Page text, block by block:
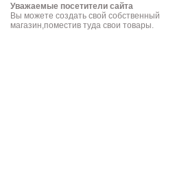
Уважаемые посетители сайта
Вы можете создать свой собственный
магазин,поместив туда свои товары.